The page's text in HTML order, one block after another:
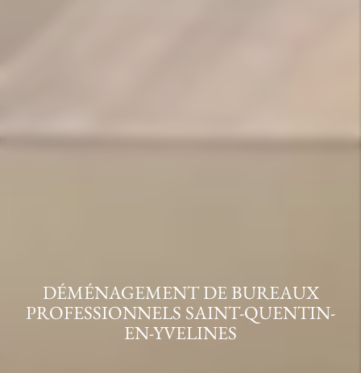
DÉMÉNAGEMENT DE BUREAUX
PROFESSIONNELS SAINT-QUENTIN-
EN-YVELINES